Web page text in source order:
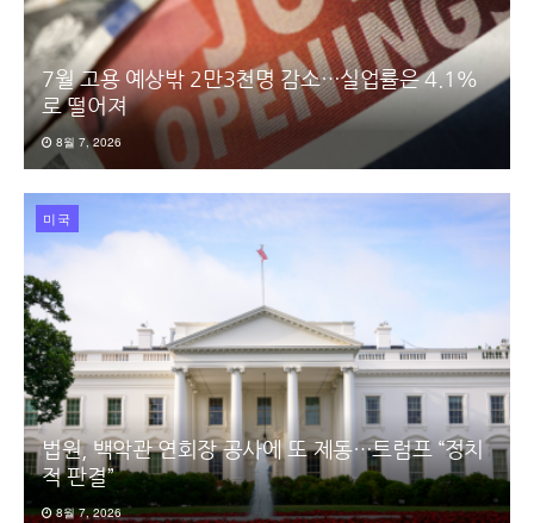
7월 고용 예상밖 2만3천명 감소…실업률은 4.1%
로 떨어져
8월 7, 2026
미국
법원, 백악관 연회장 공사에 또 제동…트럼프 “정치
적 판결”
8월 7, 2026